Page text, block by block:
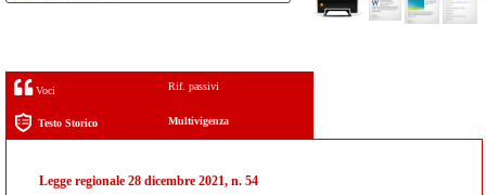
Voci Rif. passivi
Testo Storico Multivigenza
Legge regionale 28 dicembre 2021, n. 54